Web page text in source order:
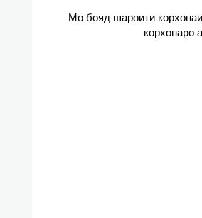
Мо бояд шароити
корхонаро